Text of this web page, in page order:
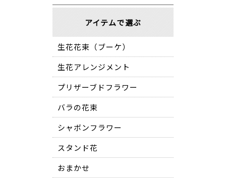
アイテムで選ぶ
生花花束（ブーケ）
生花アレンジメント
プリザーブドフラワー
バラの花束
シャボンフラワー
スタンド花
おまかせ